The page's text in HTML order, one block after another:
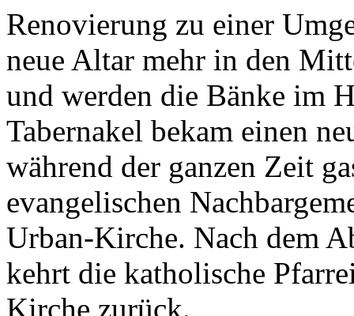
Renovierung zu einer
neue Altar mehr in den
und werden die Bänke im
Tabernakel bekam einen
während der ganzen Zeit
evangelischen
Urban-Kirche. Nach dem
kehrt die katholische
Kirche zurück.